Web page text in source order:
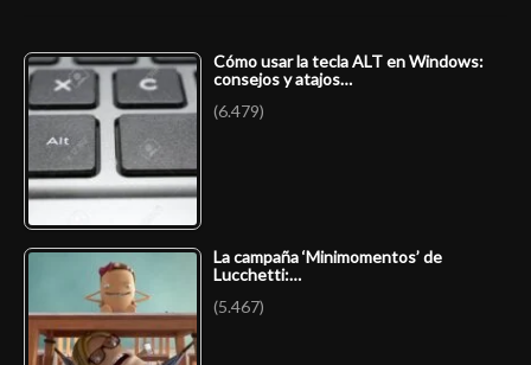
Cómo usar la tecla ALT en Windows:
consejos y atajos…
(6.479)
La campaña ‘Minimomentos’ de
Lucchetti:…
(5.467)